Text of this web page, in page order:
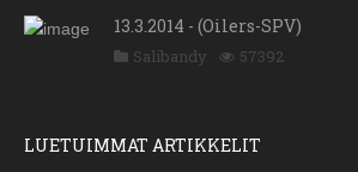
13.3.2014 - (Oilers-SPV)
Salibandy 57392
LUETUIMMAT ARTIKKELIT